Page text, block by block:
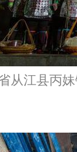
从江县丙